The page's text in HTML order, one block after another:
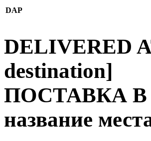
DAP
DELIVERED
destination]
ПОСТАВКА
название